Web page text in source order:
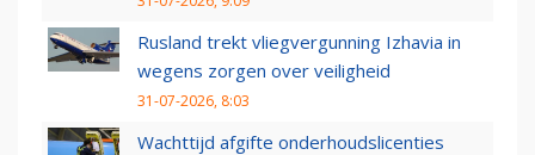
Rusland trekt vliegvergunning Izhavia in
wegens zorgen over veiligheid
31-07-2026, 8:03
Wachttijd afgifte onderhoudslicenties